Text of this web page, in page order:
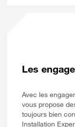
Les
Avec les
vous propose
toujours bien
Installation